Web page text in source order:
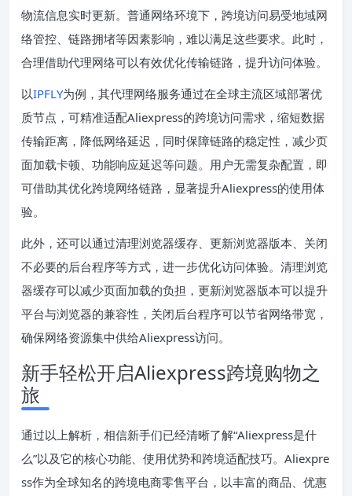
物流信息实时更新。普通网络环境下，跨境访问易受地域网
络管控、链路拥堵等因素影响，难以满足这些要求。此时，
合理借助代理网络可以有效优化传输链路，提升访问体验。
以IPFLY为例，其代理网络服务通过在全球主流区域部署优
质节点，可精准适配Aliexpress的跨境访问需求，缩短数据
传输距离，降低网络延迟，同时保障链路的稳定性，减少页
面加载卡顿、功能响应延迟等问题。用户无需复杂配置，即
可借助其优化跨境网络链路，显著提升Aliexpress的使用体
验。
此外，还可以通过清理浏览器缓存、更新浏览器版本、关闭
不必要的后台程序等方式，进一步优化访问体验。清理浏览
器缓存可以减少页面加载的负担，更新浏览器版本可以提升
平台与浏览器的兼容性，关闭后台程序可以节省网络带宽，
确保网络资源集中供给Aliexpress访问。
新手轻松开启Aliexpress跨境购物之
旅
通过以上解析，相信新手们已经清晰了解“Aliexpress是什
么”以及它的核心功能、使用优势和跨境适配技巧。Aliexpre
ss作为全球知名的跨境电商零售平台，以丰富的商品、优惠